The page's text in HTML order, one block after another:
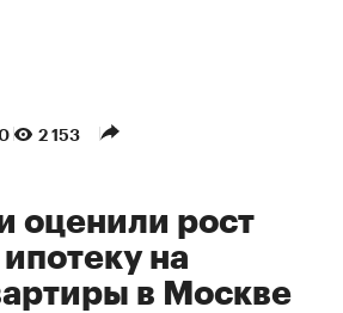
2 153
оценили рост
на
в Москве